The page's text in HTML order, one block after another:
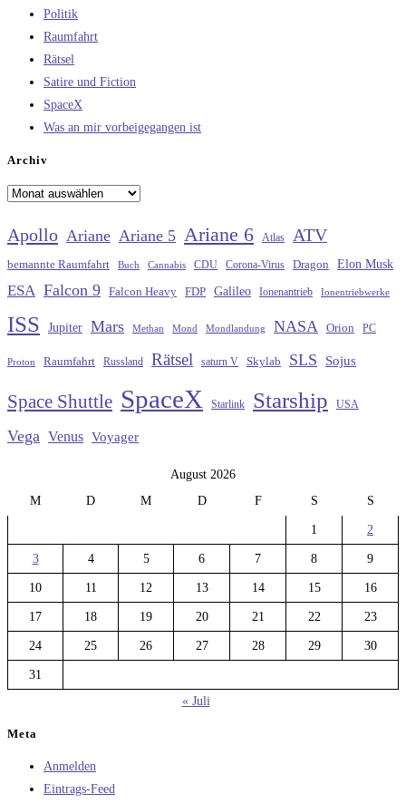
Politik
Raumfahrt
Rätsel
Satire und Fiction
SpaceX
Was an mir vorbeigegangen ist
Archiv
Archiv
Apollo Ariane Ariane 5 Ariane 6 Atlas ATV
bemannte Raumfahrt Buch Cannabis CDU Corona-Virus Dragon Elon Musk
ESA Falcon 9 Falcon Heavy FDP Galileo Ionenantrieb Ionentriebwerke
ISS Jupiter Mars Methan Mond Mondlandung NASA Orion PC
Proton Raumfahrt Russland Rätsel saturn V Skylab SLS Sojus
Space Shuttle SpaceX Starlink Starship USA
Vega Venus Voyager
August 2026
M
D M D F S S
1 2
3 4 5 6 7 8 9
10 11 12 13 14 15 16
17 18 19 20 21 22 23
24 25 26 27 28 29 30
31
« Juli
Meta
Anmelden
Eintrags-Feed